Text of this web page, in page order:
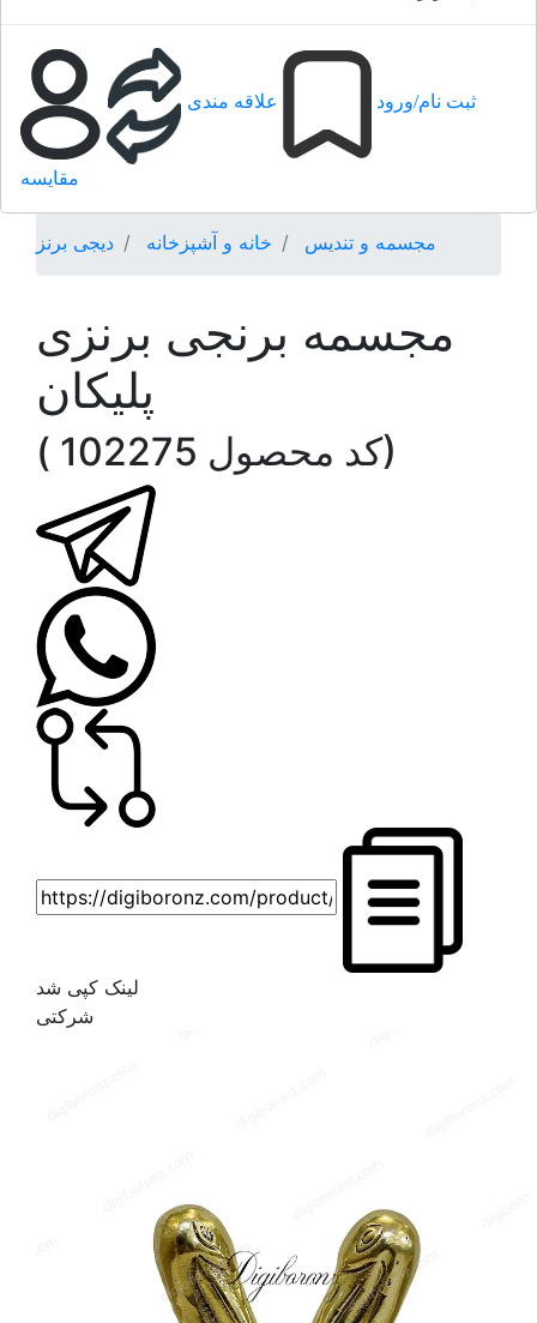
ثبت نام/ورود علاقه مندی
مقایسه
دیجی برنز خانه و آشپزخانه مجسمه و تندیس
مجسمه برنجی برنزی
پلیکان
( کد محصول 102275)
لینک کپی شد
شرکتی